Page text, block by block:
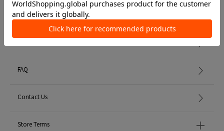
Member Services
FAQ
Contact Us
Store Terms